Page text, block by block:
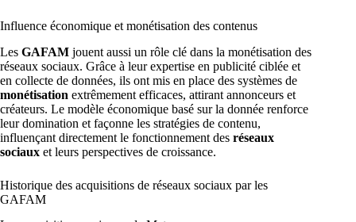
Influence économique et monétisation des contenus
Les GAFAM jouent aussi un rôle clé dans la monétisation des
réseaux sociaux. Grâce à leur expertise en publicité ciblée et
en collecte de données, ils ont mis en place des systèmes de
monétisation extrêmement efficaces, attirant annonceurs et
créateurs. Le modèle économique basé sur la donnée renforce
leur domination et façonne les stratégies de contenu,
influençant directement le fonctionnement des réseaux
sociaux et leurs perspectives de croissance.
Historique des acquisitions de réseaux sociaux par les
GAFAM